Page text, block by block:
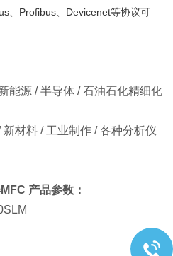
、Profibus、Devicenet等协议可
能源 / 半导体 / 石油石化精细化
新材料 / 工业制作 / 各种分析仪
产品参数：